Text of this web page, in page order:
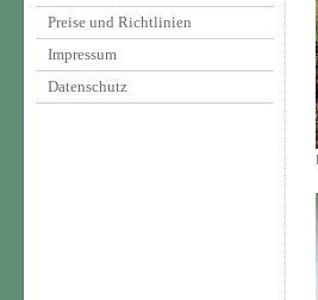
Preise und Richtlinien
Impressum
Datenschutz